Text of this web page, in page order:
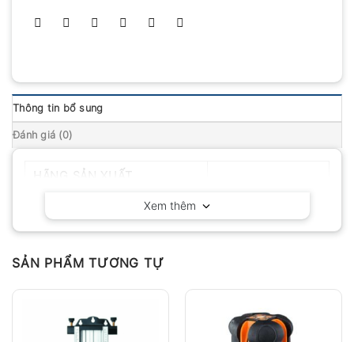
Thông tin bổ sung
Đánh giá (0)
Xem thêm
SẢN PHẨM TƯƠNG TỰ